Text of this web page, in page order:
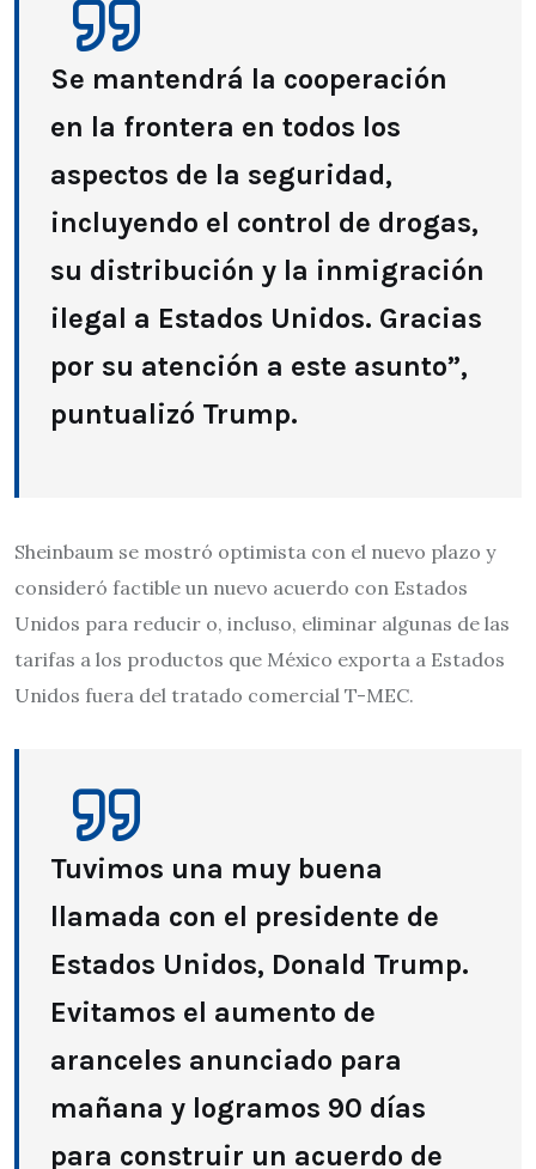
Se mantendrá la cooperación
en la frontera en todos los
aspectos de la seguridad,
incluyendo el control de drogas,
su distribución y la inmigración
ilegal a Estados Unidos. Gracias
por su atención a este asunto”,
puntualizó Trump.
Sheinbaum se mostró optimista con el nuevo plazo y
consideró factible un nuevo acuerdo con Estados
Unidos para reducir o, incluso, eliminar algunas de las
tarifas a los productos que México exporta a Estados
Unidos fuera del tratado comercial T-MEC.
Tuvimos una muy buena
llamada con el presidente de
Estados Unidos, Donald Trump.
Evitamos el aumento de
aranceles anunciado para
mañana y logramos 90 días
para construir un acuerdo de